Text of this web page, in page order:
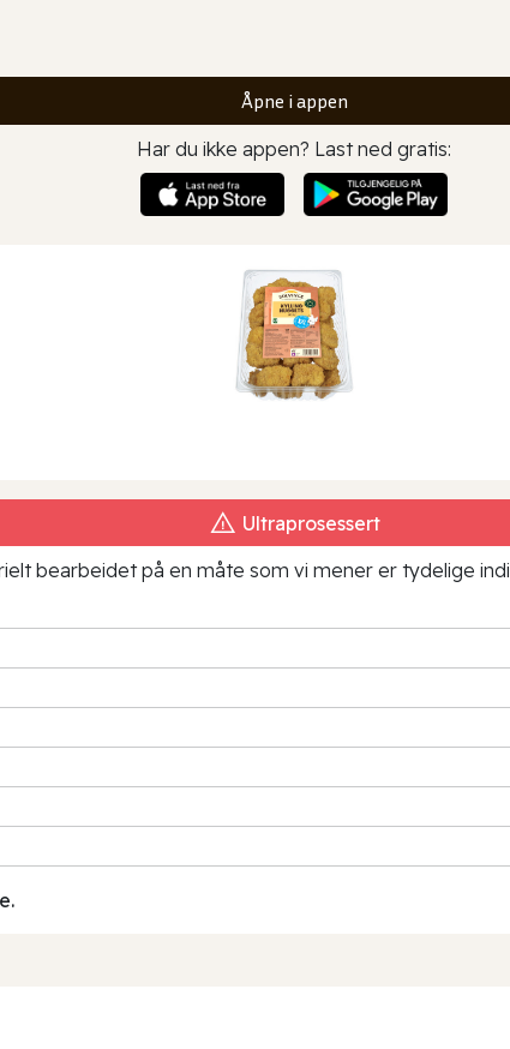
Åpne i appen
Har du ikke appen? Last ned gratis:
Ultraprosessert
bearbeidet på en måte som vi mener er tydelige